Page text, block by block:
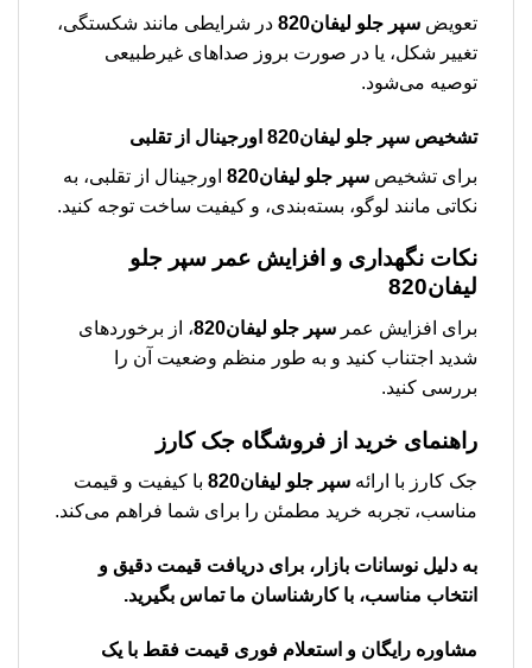
تعویض سپر جلو لیفان820
در شرایطی مانند شکستگی،
تغییر شکل، یا در صورت بروز صداهای غیرطبیعی
توصیه می‌شود.
تشخیص سپر جلو لیفان820
اورجینال از تقلبی
برای تشخیص سپر جلو لیفان820
اورجینال از تقلبی، به
نکاتی مانند لوگو، بسته‌بندی، و کیفیت ساخت توجه کنید.
نکات نگهداری و افزایش عمر سپر جلو
لیفان820
برای افزایش عمر سپر جلو لیفان820
، از برخوردهای
شدید اجتناب کنید و به طور منظم وضعیت آن را
بررسی کنید.
راهنمای خرید از فروشگاه جک کارز
جک کارز با ارائه سپر جلو لیفان820
با کیفیت و قیمت
مناسب، تجربه خرید مطمئن را برای شما فراهم می‌کند.
به دلیل نوسانات بازار، برای دریافت قیمت دقیق و
انتخاب مناسب، با کارشناسان ما تماس بگیرید.
مشاوره رایگان و استعلام فوری قیمت فقط با یک